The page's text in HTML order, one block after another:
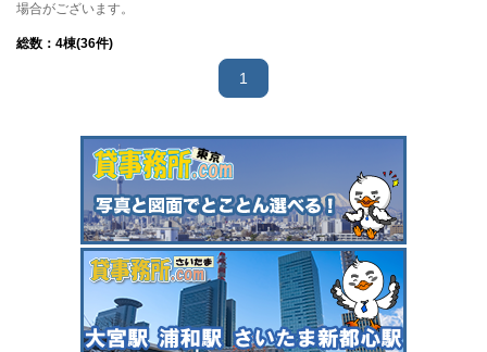
場合がございます。
総数： 4棟(36件)
1